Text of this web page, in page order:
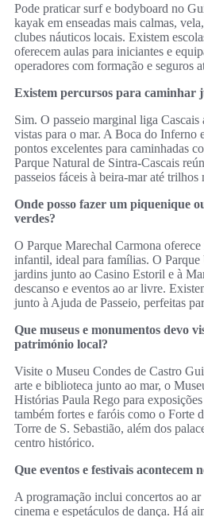
Pode praticar surf e bodyboard no
kayak em enseadas mais calmas,
clubes náuticos locais. Existem
oferecem aulas para iniciantes e
operadores com formação e seguros
Existem percursos para caminhar
Sim. O passeio marginal liga
vistas para o mar. A Boca do Inferno
pontos excelentes para caminhadas
Parque Natural de Sintra-Cascais
passeios fáceis à beira-mar até trilhos
Onde posso fazer um piquenique
verdes?
O Parque Marechal Carmona
infantil, ideal para famílias. O Parque
jardins junto ao Casino Estoril e à
descanso e eventos ao ar livre.
junto à Ajuda de Passeio, perfeitas
Que museus e monumentos devo
património local?
Visite o Museu Condes de Castro
arte e biblioteca junto ao mar, o
Histórias Paula Rego para
também fortes e faróis como o Forte
Torre de S. Sebastião, além dos
centro histórico.
Que eventos e festivais acontecem
A programação inclui concertos ao
cinema e espetáculos de dança. Há